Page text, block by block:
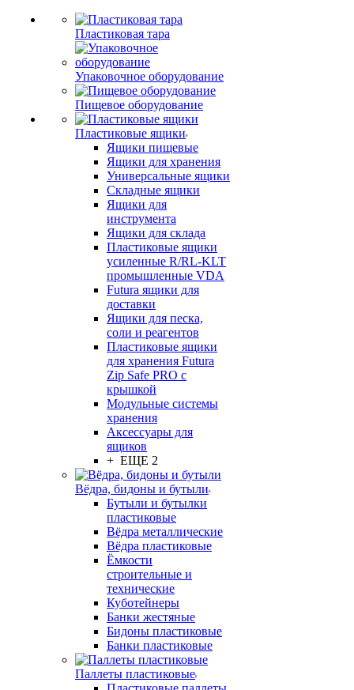
Пластиковая тара
Упаковочное оборудование
Пищевое оборудование
Пластиковые ящики
Ящики пищевые
Ящики для хранения
Универсальные ящики
Складные ящики
Ящики для
инструмента
Ящики для склада
Пластиковые ящики
усиленные R/RL-KLT
промышленные VDA
Futura ящики для
доставки
Ящики для песка,
соли и реагентов
Пластиковые ящики
для хранения Futura
Zip Safe PRO с
крышкой
Модульные системы
хранения
Аксессуары для
ящиков
+ ЕЩЕ 2
Вёдра, бидоны и бутыли
Бутыли и бутылки
пластиковые
Вёдра металлические
Вёдра пластиковые
Ёмкости
строительные и
технические
Куботейнеры
Банки жестяные
Бидоны пластиковые
Банки пластиковые
Паллеты пластиковые